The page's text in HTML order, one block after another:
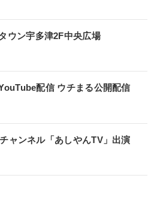
ウン宇多津2F中央広場
配信 ウチまる公開配信
ャンネル「あしやんTV」出演